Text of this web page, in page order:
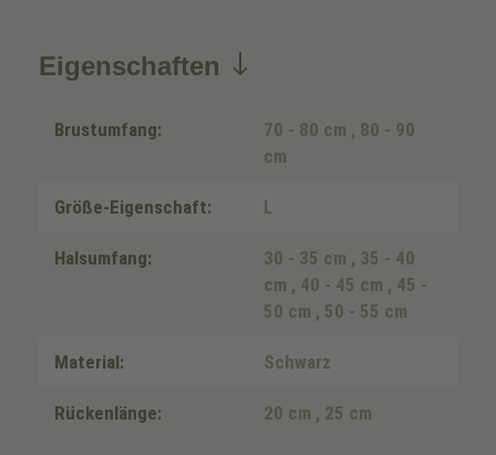
Eigenschaften
Brustumfang: 70 - 80 cm , 80 - 90
cm
Größe-Eigenschaft: L
Halsumfang: 30 - 35 cm , 35 - 40
cm , 40 - 45 cm , 45 -
50 cm , 50 - 55 cm
Material: Schwarz
Rückenlänge: 20 cm , 25 cm